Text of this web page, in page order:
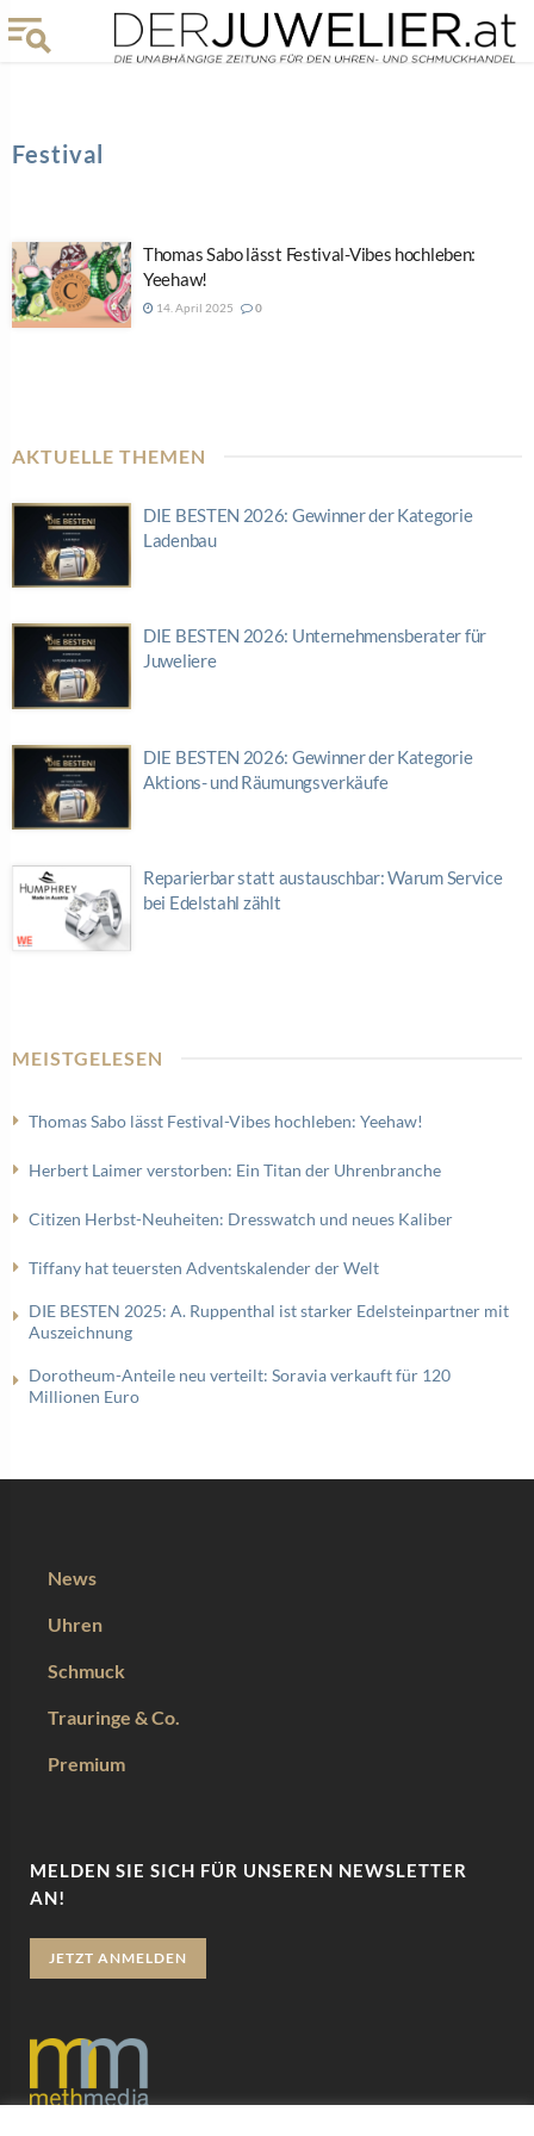
Festival
Thomas Sabo lässt Festival-Vibes hochleben:
Yeehaw!
14. April 2025 0
AKTUELLE THEMEN
DIE BESTEN 2026: Gewinner der Kategorie
Ladenbau
DIE BESTEN 2026: Unternehmensberater für
Juweliere
DIE BESTEN 2026: Gewinner der Kategorie
Aktions- und Räumungsverkäufe
Reparierbar statt austauschbar: Warum Service
bei Edelstahl zählt
MEISTGELESEN
Thomas Sabo lässt Festival-Vibes hochleben: Yeehaw!
Herbert Laimer verstorben: Ein Titan der Uhrenbranche
Citizen Herbst-Neuheiten: Dresswatch und neues Kaliber
Tiffany hat teuersten Adventskalender der Welt
DIE BESTEN 2025: A. Ruppenthal ist starker Edelsteinpartner mit
Auszeichnung
Dorotheum-Anteile neu verteilt: Soravia verkauft für 120
Millionen Euro
News
Uhren
Schmuck
Trauringe & Co.
Premium
MELDEN SIE SICH FÜR UNSEREN NEWSLETTER
AN!
JETZT ANMELDEN